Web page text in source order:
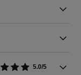
5.0/5